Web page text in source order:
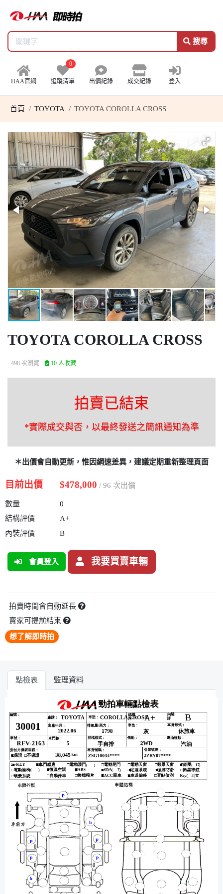
搜尋
HAA官網
0
追蹤清單 出價紀錄 成交紀錄 登入
首頁 TOYOTA TOYOTA COROLLA CROSS
TOYOTA COROLLA CROSS
498 次瀏覽 10 人收藏
拍賣已結束
*實際成交與否，以最終發送之簡訊通知為準
＊出價會自動更新，惟因網速差異，建議定期重新整理頁面
目前出價 $478,000 / 96 次出價
數量
0
結構評價
A+
內裝評價
B
會員登入 我要買賣車輛
拍賣時間會自動延長
賣家可提前結束
想了解即時拍
點檢表 監理資料